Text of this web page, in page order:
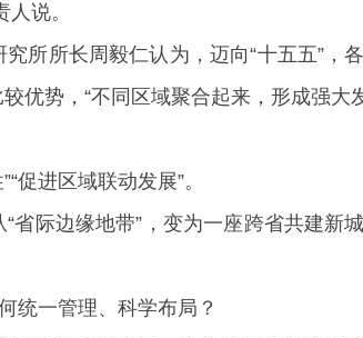
说。
所所长周毅仁认为，迈向“十五五”
优势，“不同区域聚合起来，形成强大
促进区域联动发展”。
省际边缘地带”，变为一座跨省共建
统一管理、科学布局？